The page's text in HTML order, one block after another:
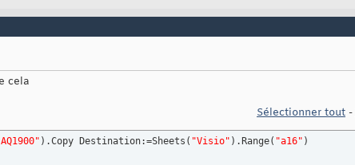
cela
Sélectionner tout -
) .Copy Destination:=Sheets ( "Visio" ) .Range( "a16" )